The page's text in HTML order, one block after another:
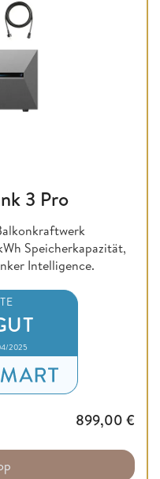
3 Pro
Speicherkapazität,
Intelligence.
2025
899,00 €